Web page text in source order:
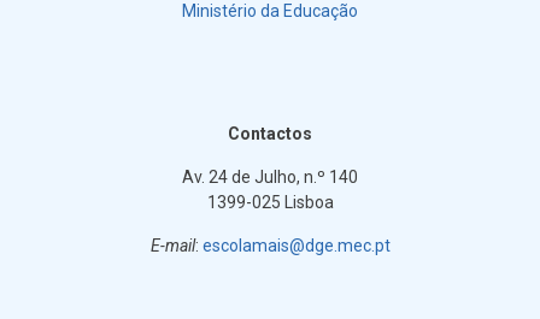
Ministério da Educação
Contactos
Av. 24 de Julho, n.º 140
1399-025 Lisboa
E-mail: escolamais@dge.mec.pt